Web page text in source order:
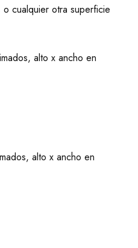
cualquier otra superficie
alto x ancho en
alto x ancho en